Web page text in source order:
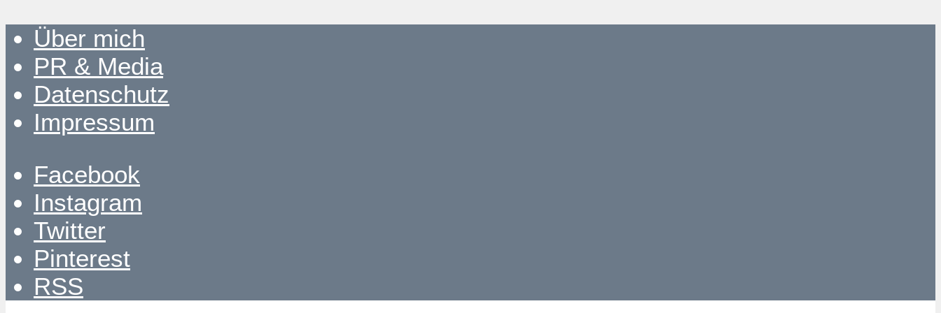
Über mich
PR & Media
Datenschutz
Impressum
Facebook
Instagram
Twitter
Pinterest
RSS